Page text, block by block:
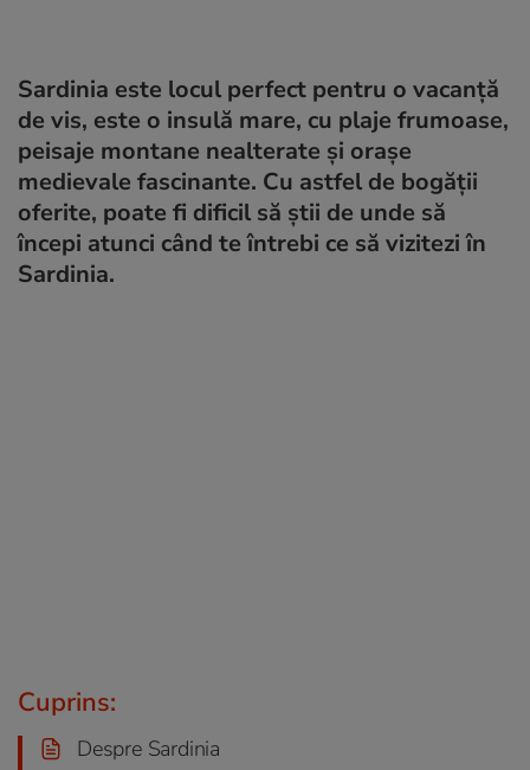
Sardinia este locul perfect pentru o vacanță
de vis, este o insulă mare, cu plaje frumoase,
peisaje montane nealterate și orașe
medievale fascinante. Cu astfel de bogății
oferite, poate fi dificil să știi de unde să
începi atunci când te întrebi ce să vizitezi în
Sardinia.
Cuprins:
Despre Sardinia